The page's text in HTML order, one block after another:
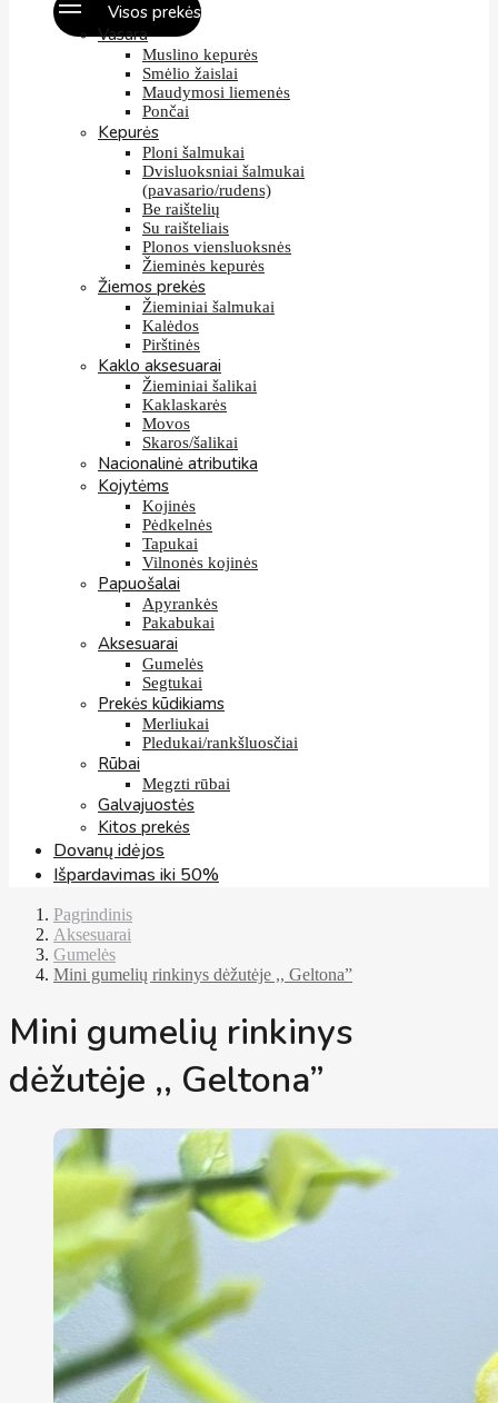
Visos prekės
Vasara
Muslino kepurės
Smėlio žaislai
Maudymosi liemenės
Pončai
Kepurės
Ploni šalmukai
Dvisluoksniai šalmukai
(pavasario/rudens)
Be raištelių
Su raišteliais
Plonos viensluoksnės
Žieminės kepurės
Žiemos prekės
Žieminiai šalmukai
Kalėdos
Pirštinės
Kaklo aksesuarai
Žieminiai šalikai
Kaklaskarės
Movos
Skaros/šalikai
Nacionalinė atributika
Kojytėms
Kojinės
Pėdkelnės
Tapukai
Vilnonės kojinės
Papuošalai
Apyrankės
Pakabukai
Aksesuarai
Gumelės
Segtukai
Prekės kūdikiams
Merliukai
Pledukai/rankšluosčiai
Rūbai
Megzti rūbai
Galvajuostės
Kitos prekės
Dovanų idėjos
Išpardavimas iki 50%
Pagrindinis
Aksesuarai
Gumelės
Mini gumelių rinkinys dėžutėje ,, Geltona”
Mini gumelių rinkinys
dėžutėje ,, Geltona”